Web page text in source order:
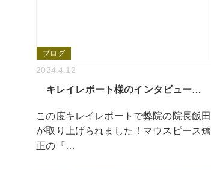
ブログ
2024.4.12
キレイレポート様のインタビュー…
この度キレイレポートで弊院の院長飯田
が取り上げられました！マウスピース矯
正の『…